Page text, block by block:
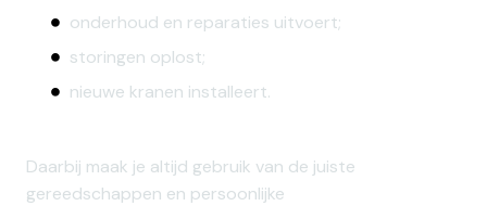
onderhoud en reparaties uitvoert;
storingen oplost;
nieuwe kranen installeert.
Daarbij maak je altijd gebruik van de juiste
gereedschappen en persoonlijke